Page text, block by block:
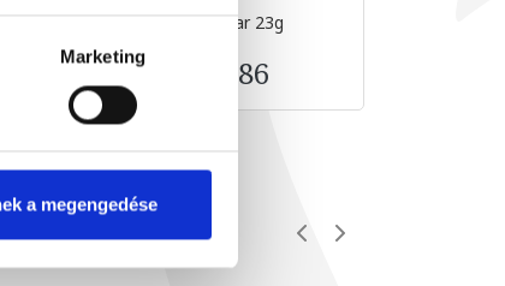
Marketing
a megengedése
Korfu snack bar 23g
€0.86